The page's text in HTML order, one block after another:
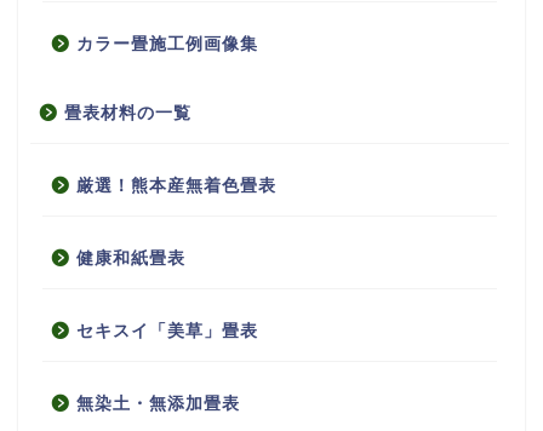
カラー畳施工例画像集
畳表材料の一覧
厳選！熊本産無着色畳表
健康和紙畳表
セキスイ「美草」畳表
無染土・無添加畳表